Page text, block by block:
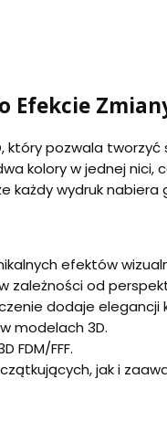
Efekcie
który pozwala
kolory w jednej
każdy wydruk nabiera
efektów
zależności od
dodaje
modelach 3D.
FDM/FFF.
jak i